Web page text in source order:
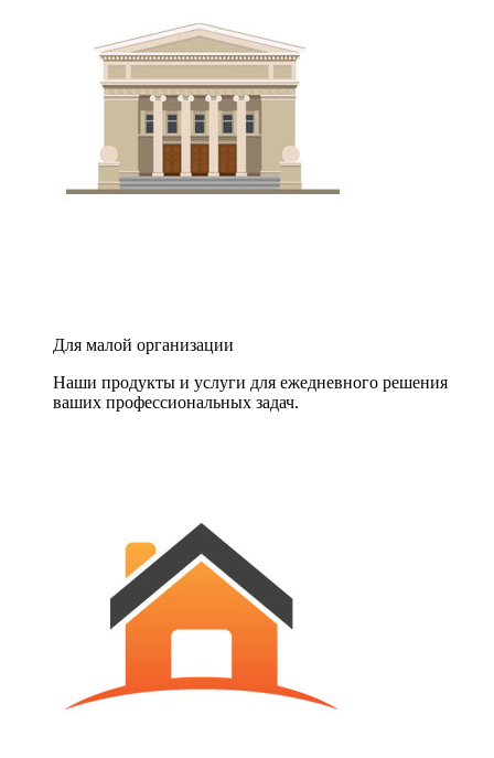
Для малой организации
Наши продукты и услуги для ежедневного решения
ваших профессиональных задач.